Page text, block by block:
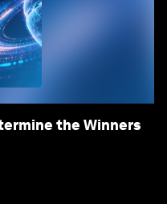
the Winners